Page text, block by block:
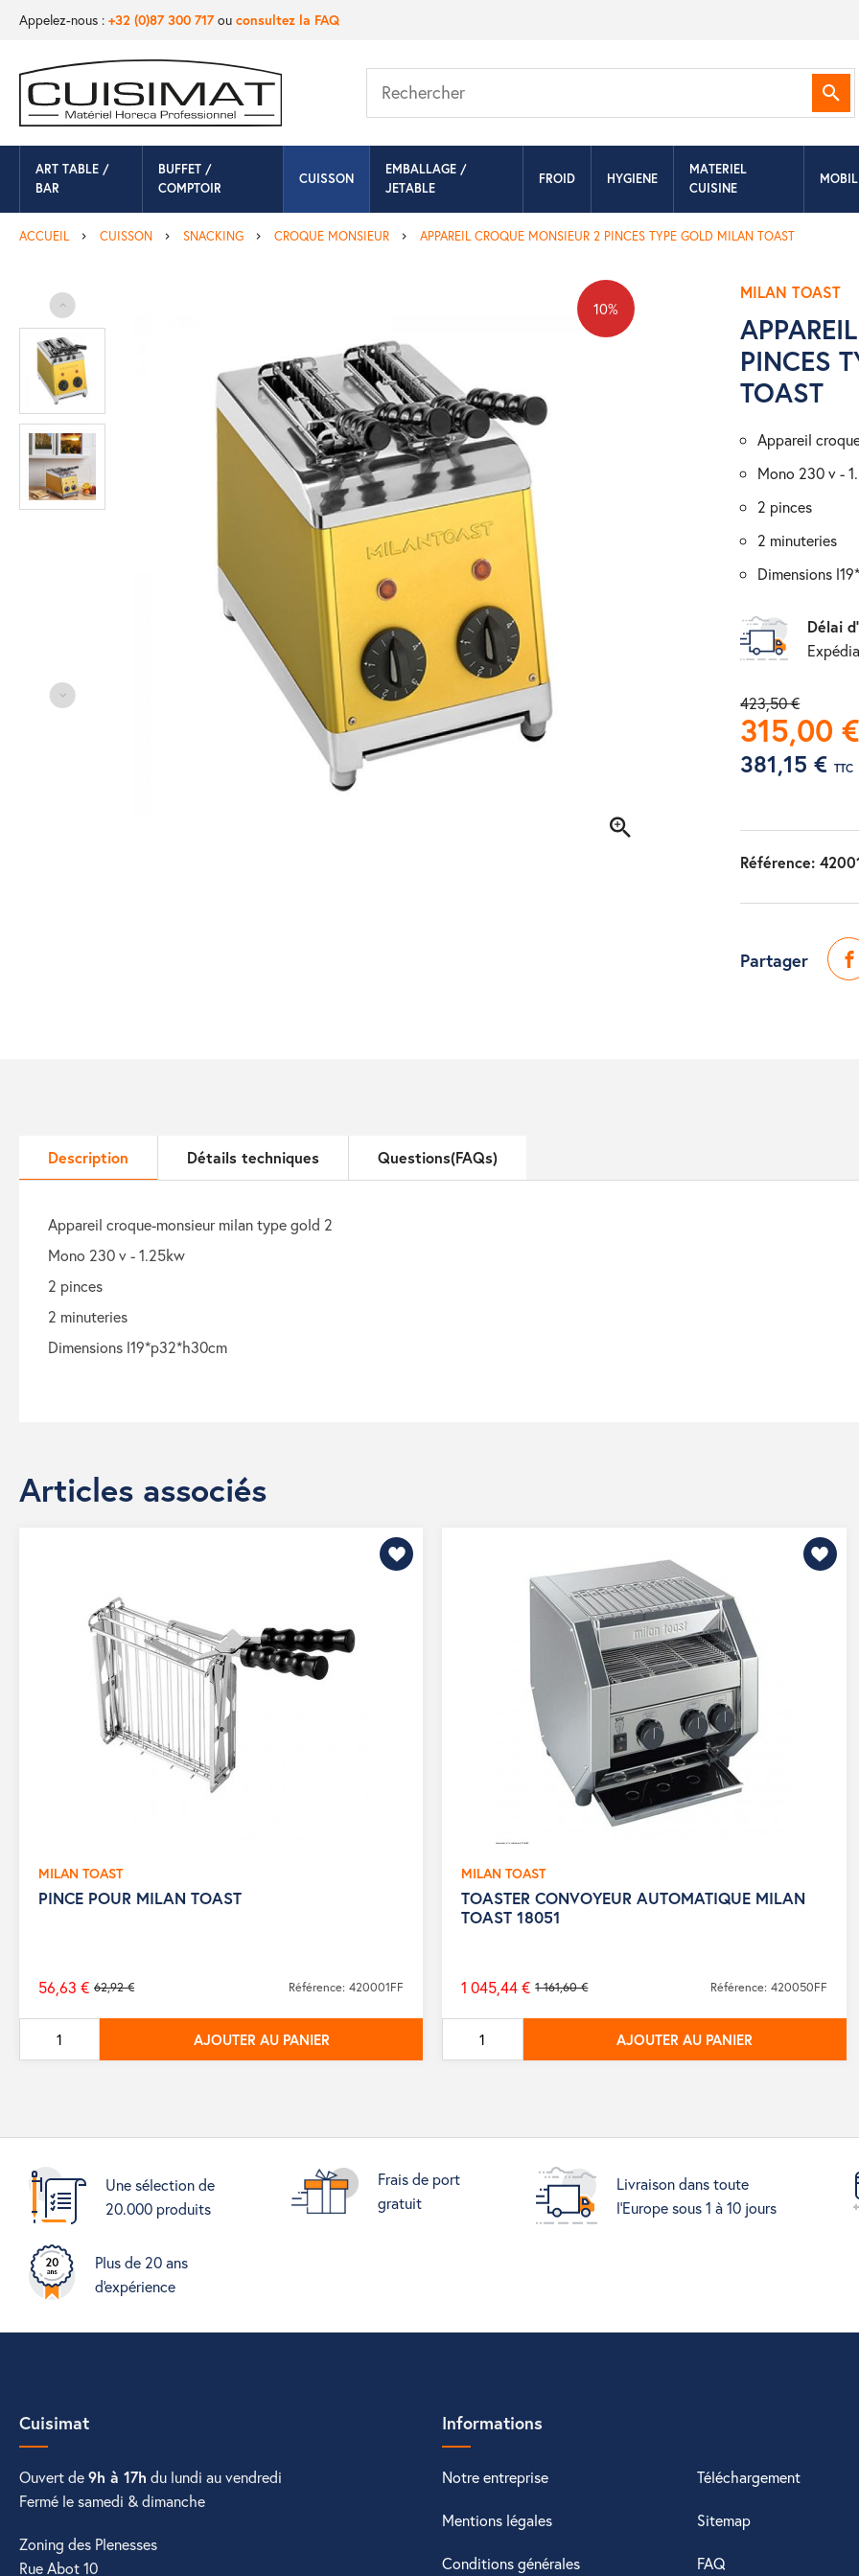
Appelez-nous : +32 (0)87 300 717ou consultez la FAQ
ART TABLE /
BAR
BUFFET /
COMPTOIR
CUISSON
EMBALLAGE /
JETABLE
FROID HYGIENE
MATERIEL
CUISINE
ACCUEIL CUISSON SNACKING CROQUE MONSIEUR APPAREIL CROQUE MONSIEUR 2 PINCES TYPE GOLD MILAN TOAST
10%
MILAN TOAST
PINCES
TOAST
appareil
mono 230 v -
2 pinces
2 minuteries
dimensions
Délai
423,50 €
315,00
381,15 € TTC
Référence:
Partager
Description Détails techniques Questions(FAQs)
appareil croque-monsieur milan type gold 2
mono 230 v - 1.25kw
2 pinces
2 minuteries
dimensions l19*p32*h30cm
Articles associés
MILAN TOAST
PINCE POUR MILAN TOAST
Prix
de
base
62,92 €
56,63 € Référence: 420001FF
AJOUTER AU PANIER
MILAN TOAST
TOASTER CONVOYEUR AUTOMATIQUE MILAN
TOAST 18051
Prix
de
base
1 161,60 €
1 045,44 € Référence: 420050FF
AJOUTER AU PANIER
Une sélection de
20.000 produits
Frais de port
gratuit
Livraison dans toute
l'Europe sous 1 à 10 jours
Plus de 20 ans
d'expérience
Cuisimat
Ouvert de9h à 17h du lundi au vendredi
Fermé le samedi & dimanche
Zoning des Plenesses
Rue Abot 10
Informations
Notre entreprise Téléchargement
Mentions légales Sitemap
Conditions générales FAQ